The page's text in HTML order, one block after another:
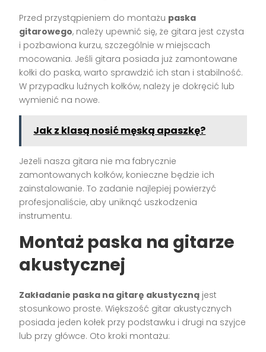
Przed przystąpieniem do montażu paska
gitarowego, należy upewnić się, że gitara jest czysta
i pozbawiona kurzu, szczególnie w miejscach
mocowania. Jeśli gitara posiada już zamontowane
kołki do paska, warto sprawdzić ich stan i stabilność.
W przypadku luźnych kołków, należy je dokręcić lub
wymienić na nowe.
Jak z klasą nosić męską apaszkę?
Jeżeli nasza gitara nie ma fabrycznie
zamontowanych kołków, konieczne będzie ich
zainstalowanie. To zadanie najlepiej powierzyć
profesjonaliście, aby uniknąć uszkodzenia
instrumentu.
Montaż paska na gitarze
akustycznej
Zakładanie paska na gitarę akustyczną jest
stosunkowo proste. Większość gitar akustycznych
posiada jeden kołek przy podstawku i drugi na szyjce
lub przy główce. Oto kroki montażu: